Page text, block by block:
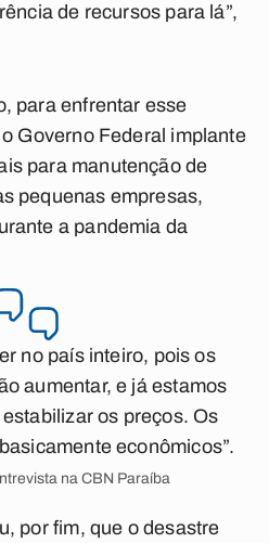
de recursos para lá”,
para enfrentar esse
Governo Federal implante
para manutenção de
pequenas empresas,
a pandemia da
no país inteiro, pois os
aumentar, e já estamos
os preços. Os
econômicos”.
na CBN Paraíba
por fim, que o desastre